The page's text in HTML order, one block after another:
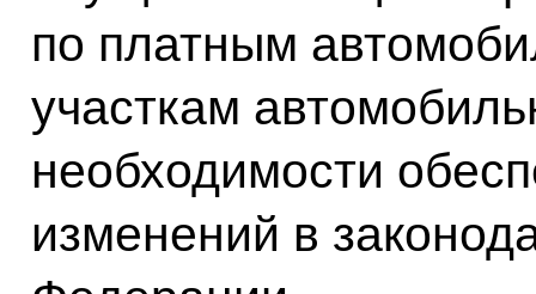
по платным
участкам
необходимости
изменений в